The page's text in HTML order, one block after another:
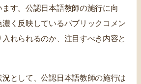
す。公認日本語教師の施行に向
く反映しているパブリックコメン
入れられるのか、注目すべき内容と
として、公認日本語教師の施行は